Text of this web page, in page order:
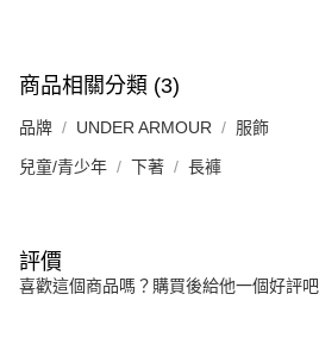
商品相關分類 (3)
品牌 UNDER ARMOUR 服飾
兒童/青少年 下著 長褲
評價
喜歡這個商品嗎？購買後給他一個好評吧